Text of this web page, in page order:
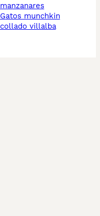
manzanares
gatos munchkin
collado villalba